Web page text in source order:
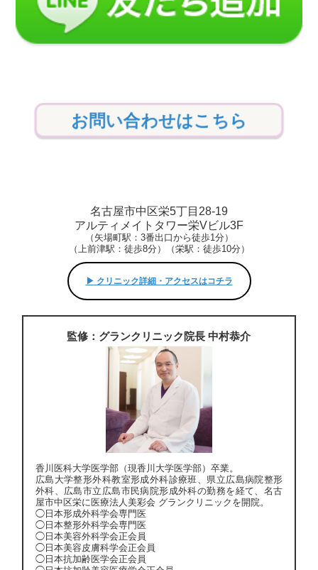
お問い合わせはこちら
名古屋市中区栄5丁目28-19
アルティメイトタワー栄Vビル3F
（矢場町駅：3番出口から徒歩1分）
（上前津駅：徒歩8分）（栄駅：徒歩10分）
▶︎ クリニック詳細・アクセスはコチラ
監修：グランクリニック院長 中村恭介
香川医科大学医学部（現香川大学医学部）卒業。
広島大学整形外科教室形成外科診療班、県立広島病院整形
外科、広島市立広島市民病院形成外科の勤務を経て、名古
屋市中区栄に医療法人美彩会 グランクリニックを開院。
◯日本形成外科学会専門医
◯日本整形外科学会専門医
◯日本美容外科学会正会員
◯日本美容皮膚科学会正会員
◯日本抗加齢医学会正会員